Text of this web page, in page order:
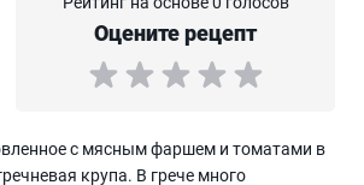
Оцените рецепт
с мясным фаршем и томатами в
крупа. В грече много